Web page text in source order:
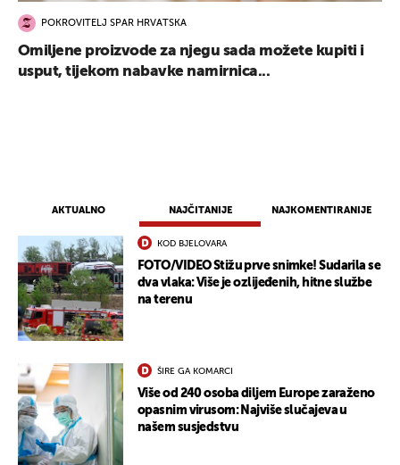
AKTUALNO NAJČITANIJE NAJKOMENTIRANIJE
KOD BJELOVARA
FOTO/VIDEO Stižu prve snimke! Sudarila se
dva vlaka: Više je ozlijeđenih, hitne službe
na terenu
ŠIRE GA KOMARCI
Više od 240 osoba diljem Europe zaraženo
opasnim virusom: Najviše slučajeva u
našem susjedstvu
POKROVITELJ SPAR HRVATSKA
Omiljene proizvode za njegu sada možete kupiti i
usput, tijekom nabavke namirnica...